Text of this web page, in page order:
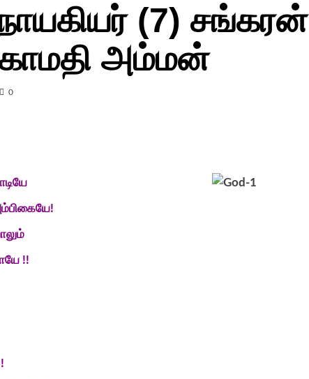
நாயகியர் (7) சங்கரன்
அம்மன்
0
!
!!
!